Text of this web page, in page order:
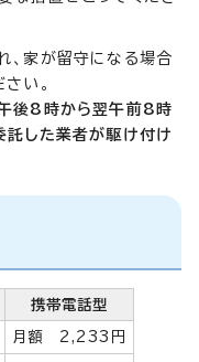
、家が留守になる場合
い。
後8時から翌午前8時
託した業者が駆け付け
携帯電話型
月額 2,233円